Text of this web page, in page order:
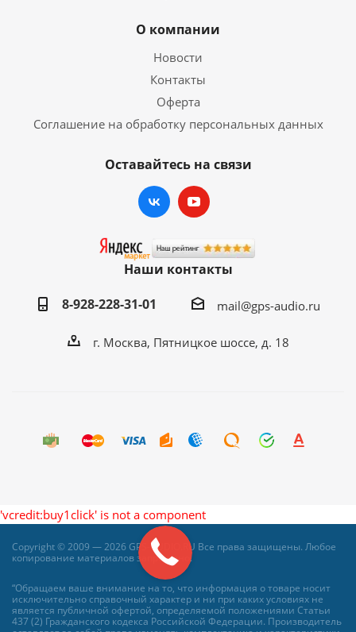
О компании
Новости
Контакты
Оферта
Соглашение на обработку персональных данных
Оставайтесь на связи
Наши контакты
8-928-228-31-01
mail@gps-audio.ru
г. Москва, Пятницкое шоссе, д. 18
'vcredit:buy1click' is not a component
Copyright © 2009 — 2026 GPS-AUDIO.RU Все права защищены. Любое
копирование материалов запрещено.
“Обращаем ваше внимание на то, что информация о товаре носит
исключительно справочный характер и ни при каких условиях не
является публичной офертой, определяемой положениями Статьи
437 (2) Гражданского кодекса Российской Федерации. Производитель